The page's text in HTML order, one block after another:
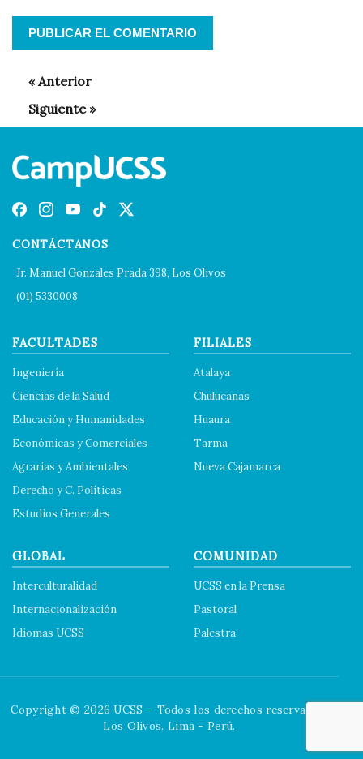
CONTÁCTANOS
Jr. Manuel Gonzales Prada 398, Los Olivos
(01) 5330008
FACULTADES
Ingeniería
Ciencias de la Salud
Educación y Humanidades
Económicas y Comerciales
Agrarias y Ambientales
Derecho y C. Políticas
Estudios Generales
FILIALES
Atalaya
Chulucanas
Huaura
Tarma
Nueva Cajamarca
GLOBAL
Interculturalidad
Internacionalización
Idiomas UCSS
COMUNIDAD
UCSS en la Prensa
Pastoral
Palestra
Copyright © 2026 UCSS – Todos los derechos reservados.
Los Olivos. Lima - Perú.